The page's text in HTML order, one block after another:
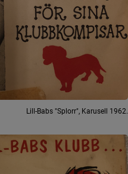
Lill-Babs "Splorr", Karusell 1962.